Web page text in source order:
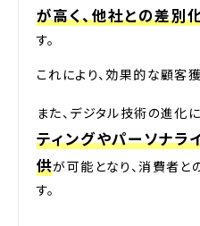
が高く、他社との差別
す。
これにより、効果的な顧客
また、デジタル技術の進化に
ティングやパーソナラ
供が可能となり、消費者と
す。